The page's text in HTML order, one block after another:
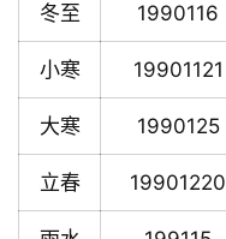
冬至 1990116
小寒 19901121
大寒 1990125
立春 19901220